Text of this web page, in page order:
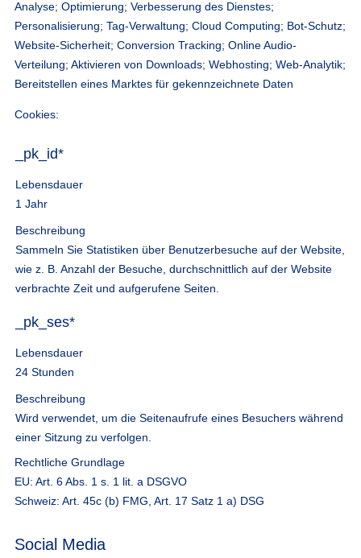
Analyse; Optimierung; Verbesserung des Dienstes;
Personalisierung; Tag-Verwaltung; Cloud Computing; Bot-Schutz;
Website-Sicherheit; Conversion Tracking; Online Audio-
Verteilung; Aktivieren von Downloads; Webhosting; Web-Analytik;
Bereitstellen eines Marktes für gekennzeichnete Daten
Cookies:
_pk_id*
Lebensdauer
1 Jahr
Beschreibung
Sammeln Sie Statistiken über Benutzerbesuche auf der Website,
wie z. B. Anzahl der Besuche, durchschnittlich auf der Website
verbrachte Zeit und aufgerufene Seiten.
_pk_ses*
Lebensdauer
24 Stunden
Beschreibung
Wird verwendet, um die Seitenaufrufe eines Besuchers während
einer Sitzung zu verfolgen.
Rechtliche Grundlage
EU: Art. 6 Abs. 1 s. 1 lit. a DSGVO
Schweiz: Art. 45c (b) FMG, Art. 17 Satz 1 a) DSG
Social Media